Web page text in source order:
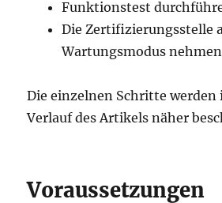
Funktionstest
Die Zertifizierungsstelle
Wartungsmodus nehmen
Die einzelnen Schritte werden
Verlauf des Artikels näher
Voraussetzungen